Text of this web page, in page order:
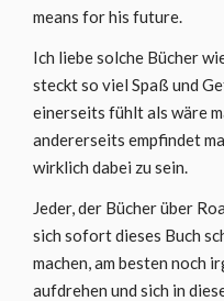
means for his future.
Ich liebe solche Bücher
steckt so viel Spaß und
einerseits fühlt als wäre
andererseits empfindet
wirklich dabei zu sein.
Jeder, der Bücher über
sich sofort dieses Buch
machen, am besten noch
aufdrehen und sich in